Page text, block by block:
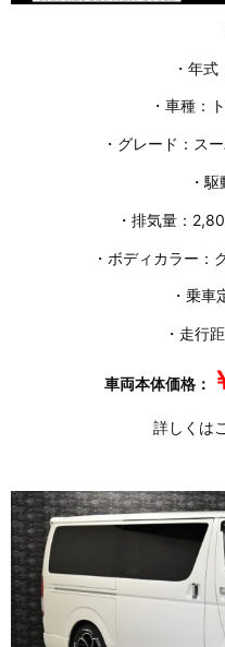
・年
・車種：
・グレード：ス
・
・排気量：
・ボディカラー：
・乗車
・走行
車両本体価格：
詳しくは